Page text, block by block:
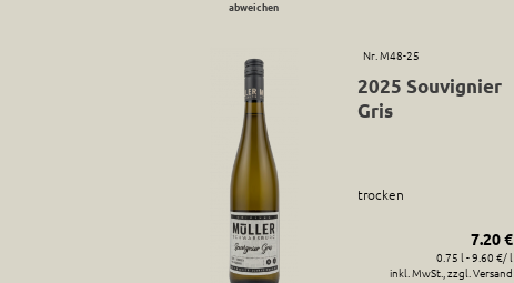
abweichen
Nr. M48-25
2025 Souvignier
Gris
trocken
7.20 €
0.75 l - 9.60 €/ l
inkl. MwSt., zzgl. Versand